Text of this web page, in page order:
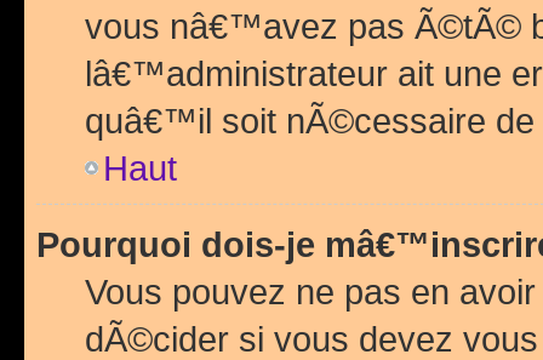
vous nâ€™avez pas Ã©tÃ©
lâ€™administrateur ait une
quâ€™il soit nÃ©cessaire de
Haut
Pourquoi dois-je
Vous pouvez ne pas en
dÃ©cider si vous devez